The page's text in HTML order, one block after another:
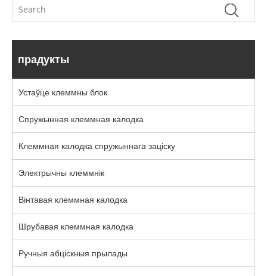
прадукты
Устаўце клеммны блок
Спружынная клеммная калодка
Клеммная калодка спружыннага заціску
Электрычны клеммнік
Вінтавая клеммная калодка
Шрубавая клеммная калодка
Ручныя абціскныя прылады